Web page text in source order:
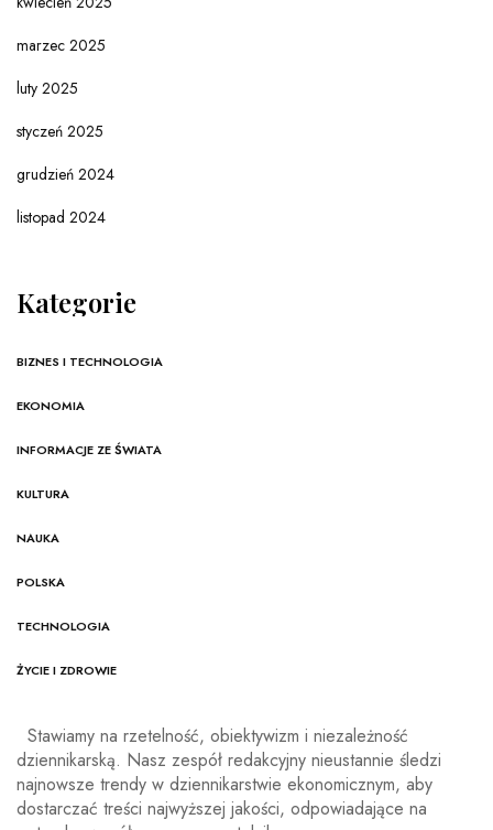
marzec 2025
luty 2025
styczeń 2025
grudzień 2024
listopad 2024
Kategorie
BIZNES I TECHNOLOGIA
EKONOMIA
INFORMACJE ZE ŚWIATA
KULTURA
NAUKA
POLSKA
TECHNOLOGIA
ŻYCIE I ZDROWIE
Stawiamy na rzetelność, obiektywizm i niezależność
dziennikarską. Nasz zespół redakcyjny nieustannie śledzi
najnowsze trendy w dziennikarstwie ekonomicznym, aby
dostarczać treści najwyższej jakości, odpowiadające na